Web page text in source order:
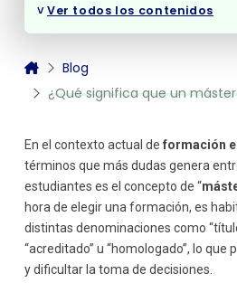
Por qué es importante elegir un
Garantía de calidad
Mejora de la empleabilidad
Desarrollo de
Qué aspectos debes valorar al
homologado
Entidad que respalda la
Contenido del programa
Metodología de enseñanza
˅Ver todos los contenidos
Blog
¿Qué significa que un
En el contexto actual de formación
términos que más dudas genera
estudiantes es el concepto de “
hora de elegir una formación, es
distintas denominaciones como
“acreditado” u “homologado”, lo
y dificultar la toma de decisiones.